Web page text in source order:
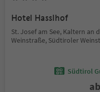
Hotel Hasslhof
St. Josef am See, Kaltern an
Weinstraße, Südtiroler
Südtirol
ab